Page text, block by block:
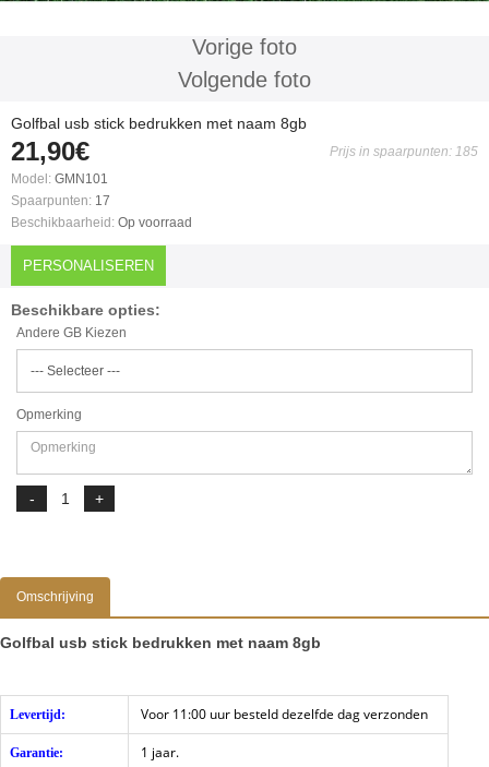
Vorige foto
Volgende foto
Golfbal usb stick bedrukken met naam 8gb
21,90€
Prijs in spaarpunten: 185
Model: GMN101
Spaarpunten: 17
Beschikbaarheid: Op voorraad
PERSONALISEREN
Beschikbare opties:
Andere GB Kiezen
Opmerking
Omschrijving
Golfbal usb stick bedrukken met naam 8gb
Levertijd: Voor 11:00 uur besteld dezelfde dag verzonden
Garantie: 1 jaar.